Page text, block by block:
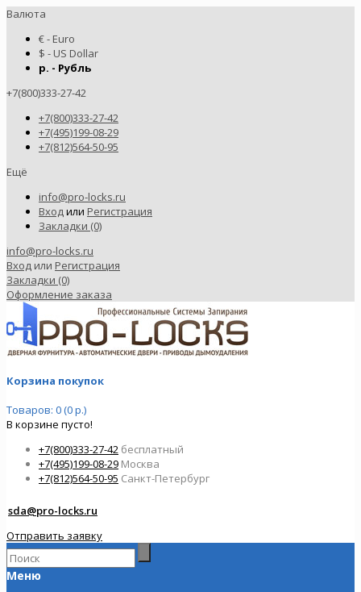
Валюта
€ - Euro
$ - US Dollar
р. - Рубль
+7(800)333-27-42
+7(800)333-27-42
+7(495)199-08-29
+7(812)564-50-95
Ещё
info@pro-locks.ru
Входили Регистрация
Закладки (0)
info@pro-locks.ru
Вход или Регистрация
Закладки (0)
Оформление заказа
Корзина покупок
Товаров: 0 (0 р.)
В корзине пусто!
+7(800)333-27-42 бесплатный
+7(495)199-08-29 Москва
+7(812)564-50-95 Санкт-Петербург
sda@pro-locks.ru
Отправить заявку
Меню